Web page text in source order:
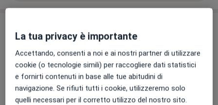
Visita urologica
Dettagli
Visita urologica di controllo
Dettagli
La tua privacy è importante
Accettando, consenti a noi e ai nostri partner di utilizzare
cookie (o tecnologie simili) per raccogliere dati statistici
e fornirti contenuti in base alle tue abitudini di
navigazione. Se rifiuti tutti i cookie, utilizzeremo solo
quelli necessari per il corretto utilizzo del nostro sito.